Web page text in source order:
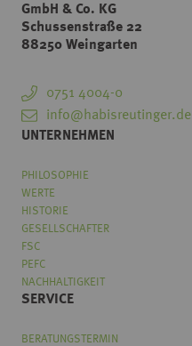
GmbH & Co. KG
Schussenstraße 22
88250 Weingarten
0751 4004-0
info@habisreutinger.de
UNTERNEHMEN
PHILOSOPHIE
WERTE
HISTORIE
GESELLSCHAFTER
FSC
PEFC
NACHHALTIGKEIT
SERVICE
BERATUNGSTERMIN